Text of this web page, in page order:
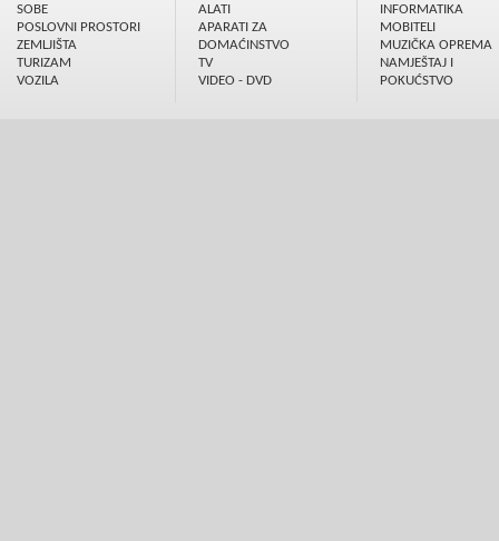
SOBE
POSLOVNI PROSTORI
ZEMLJIŠTA
TURIZAM
VOZILA
ALATI
APARATI ZA
DOMAĆINSTVO
TV
VIDEO - DVD
INFORMATIKA
MOBITELI
MUZIČKA OPREMA
NAMJEŠTAJ I
POKUĆSTVO